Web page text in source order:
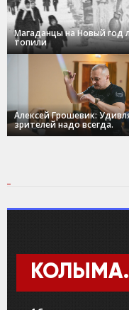
Магаданцы на Новый год
топили
Алексей Грошевик:
зрителей надо всегда.